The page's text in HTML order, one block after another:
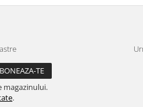
magazinului.
.